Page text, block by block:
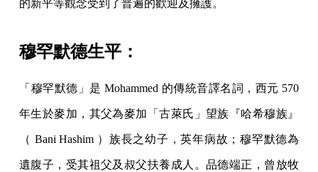
的新平等觀念受到了普遍的歡迎及擁護。
穆罕默德生平：
「穆罕默德」是 Mohammed 的傳統音譯名詞，西元 570
年生於麥加，其父為麥加「古萊氏」望族『哈希穆族』
（ Bani Hashim ）族長之幼子，英年病故；穆罕默德為
遺腹子，受其祖父及叔父扶養成人。品德端正，曾放牧